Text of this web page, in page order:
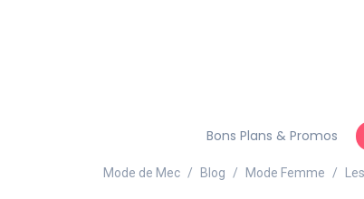
Bons Plans & Promos
Mode de Mec Blog Mode Femme